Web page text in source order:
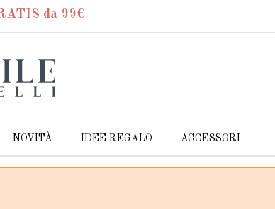
da 99€
NOVITÀ IDEE REGALO ACCESSORI